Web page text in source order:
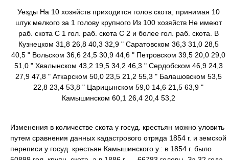
Уезды На 10 хозяйств приходится голов скота, принимая 10
штук мелкого за 1 голову крупного Из 100 хозяйств Не имеют
раб. скота С 1 гол. раб. скота С 2 и более гол. раб. скота. В
Кузнецком 31,8 26,8 40,3 32,9 " Саратовском 36,3 31,0 28,5
40,5 " Вольском 36,6 24,5 30,9 44,6 " Петровском 39,5 20,0 29,0
51,0 " Хвалынском 43,2 19,5 34,2 46,3 " Сердобском 46,9 24,3
27,9 47,8 " Аткарском 50,0 23,5 21,2 55,3 " Балашовском 53,5
22,8 23,4 53,8 " Царицынском 59,0 14,6 21,5 63,9 "
Камышинском 60,1 26,4 20,4 53,2
Изменения в количестве скота у госуд. крестьян можно уловить
путем сравнения данных кадастрового отряда 1854 г. и земской
переписи у госуд. крестьян Камышинского у.: в 1854 г. было